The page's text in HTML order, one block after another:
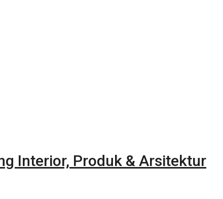
Interior, Produk & Arsitektur